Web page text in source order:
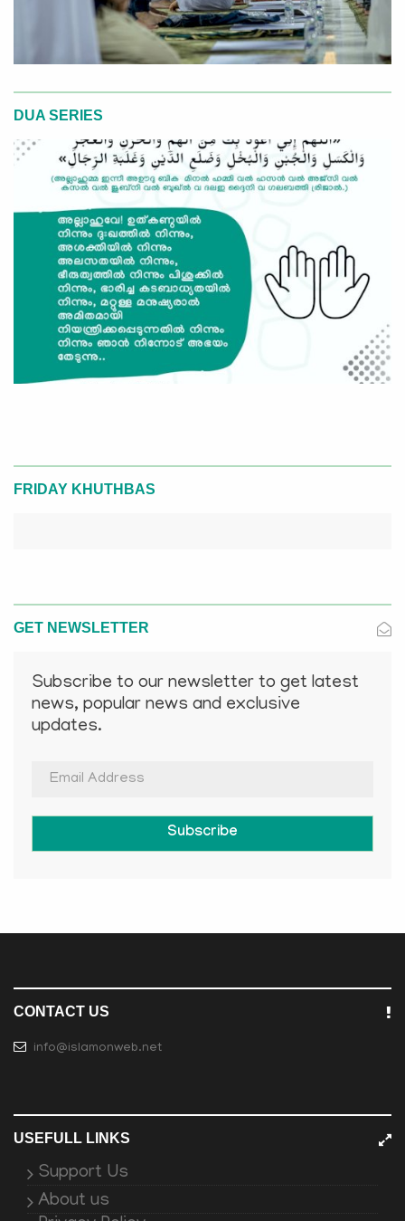
DUA SERIES
FRIDAY KHUTHBAS
GET NEWSLETTER
Subscribe to our newsletter to get latest
news, popular news and exclusive
updates.
Subscribe
CONTACT US
info@islamonweb.net
USEFULL LINKS
Support Us
About us